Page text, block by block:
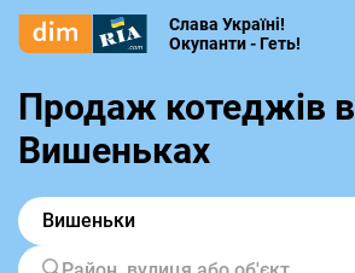
Слава Україні!
Окупанти - Геть!
Продаж котеджів в
Вишеньках
Вишеньки